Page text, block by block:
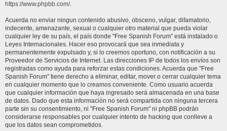
https://www.phpbb.com/.
Acuerda no enviar ningun contenido abusivo, obsceno, vulgar, difamatorio,
indecente, amenazante, sexual o cualquier otro material que pueda violar
cualquier ley de su país, el país donde "Free Spanish Forum" está instalado o
Leyes Internacionales. Hacer eso provocará que sea inmediata y
permanentemente expulsado y, si lo creemos oportuno, con notificación a su
Proveedor de Servicios de Internet. Las direcciones IP de todos los envíos son
registradas como ayuda para reforzar estas condiciones. Acuerda que "Free
Spanish Forum" tiene derecho a eliminar, editar, mover o cerrar cualquier tema
en cualquier momento que lo creamos conveniente. Como usuario acuerda
que cualquier información que haya ingresado será almacenada en una base
de datos. Dado que esta información no será compartida con ninguna tercera
parte sin su consentimiento, ni "Free Spanish Forum" ni phpBB podrán
considerarse responsables por cualquier intento de hacking que conlleve a
que los datos sean comprometidos.